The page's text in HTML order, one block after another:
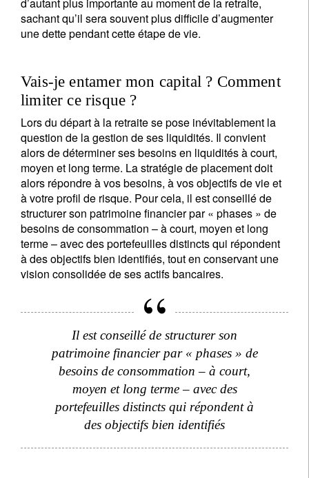
sachant qu’il sera souvent plus difficile d’augmenter
une dette pendant cette étape de vie.
Vais-je entamer mon capital ? Comment
limiter ce risque ?
Lors du départ à la retraite se pose inévitablement la
question de la gestion de ses liquidités. Il convient
alors de déterminer ses besoins en liquidités à court,
moyen et long terme. La stratégie de placement doit
alors répondre à vos besoins, à vos objectifs de vie et
à votre profil de risque. Pour cela, il est conseillé de
structurer son patrimoine financier par « phases » de
besoins de consommation – à court, moyen et long
terme – avec des portefeuilles distincts qui répondent
à des objectifs bien identifiés, tout en conservant une
vision consolidée de ses actifs bancaires.
Il est conseillé de structurer son
patrimoine financier par « phases » de
besoins de consommation – à court,
moyen et long terme – avec des
portefeuilles distincts qui répondent à
des objectifs bien identifiés